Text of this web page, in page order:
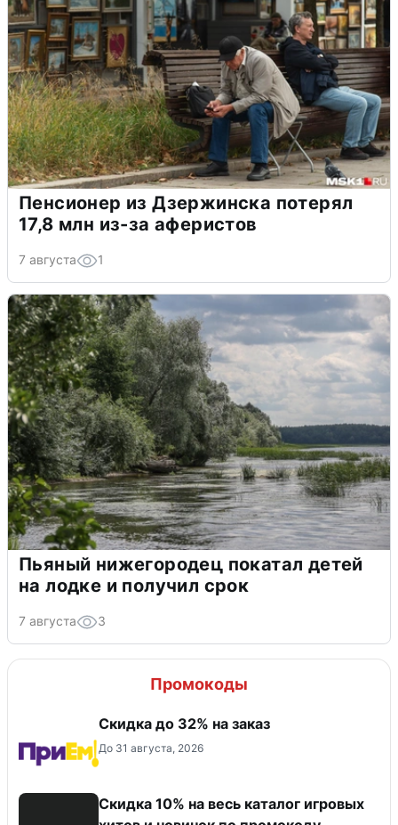
Пенсионер из Дзержинска потерял
17,8 млн из-за аферистов
7 августа 1
Пьяный нижегородец покатал детей
на лодке и получил срок
7 августа 3
Промокоды
Скидка до 32% на заказ
До 31 августа, 2026
Скидка 10% на весь каталог игровых